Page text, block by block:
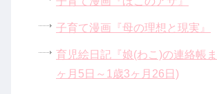
子育て漫画『母の理想と現実』
育児絵日記『娘(わこ)の連絡帳
ヶ月5日～1歳3ヶ月26日)